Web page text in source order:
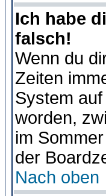
Ich habe
falsch!
Wenn du
Zeiten
System
worden,
im
der
Nach oben